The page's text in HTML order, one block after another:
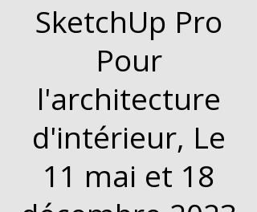
SketchUp Pro
Pour
l'architecture
d'intérieur, Le
11 mai et 18